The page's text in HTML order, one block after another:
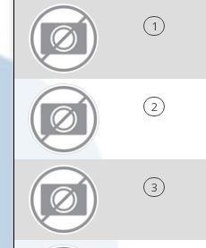
1
2
3